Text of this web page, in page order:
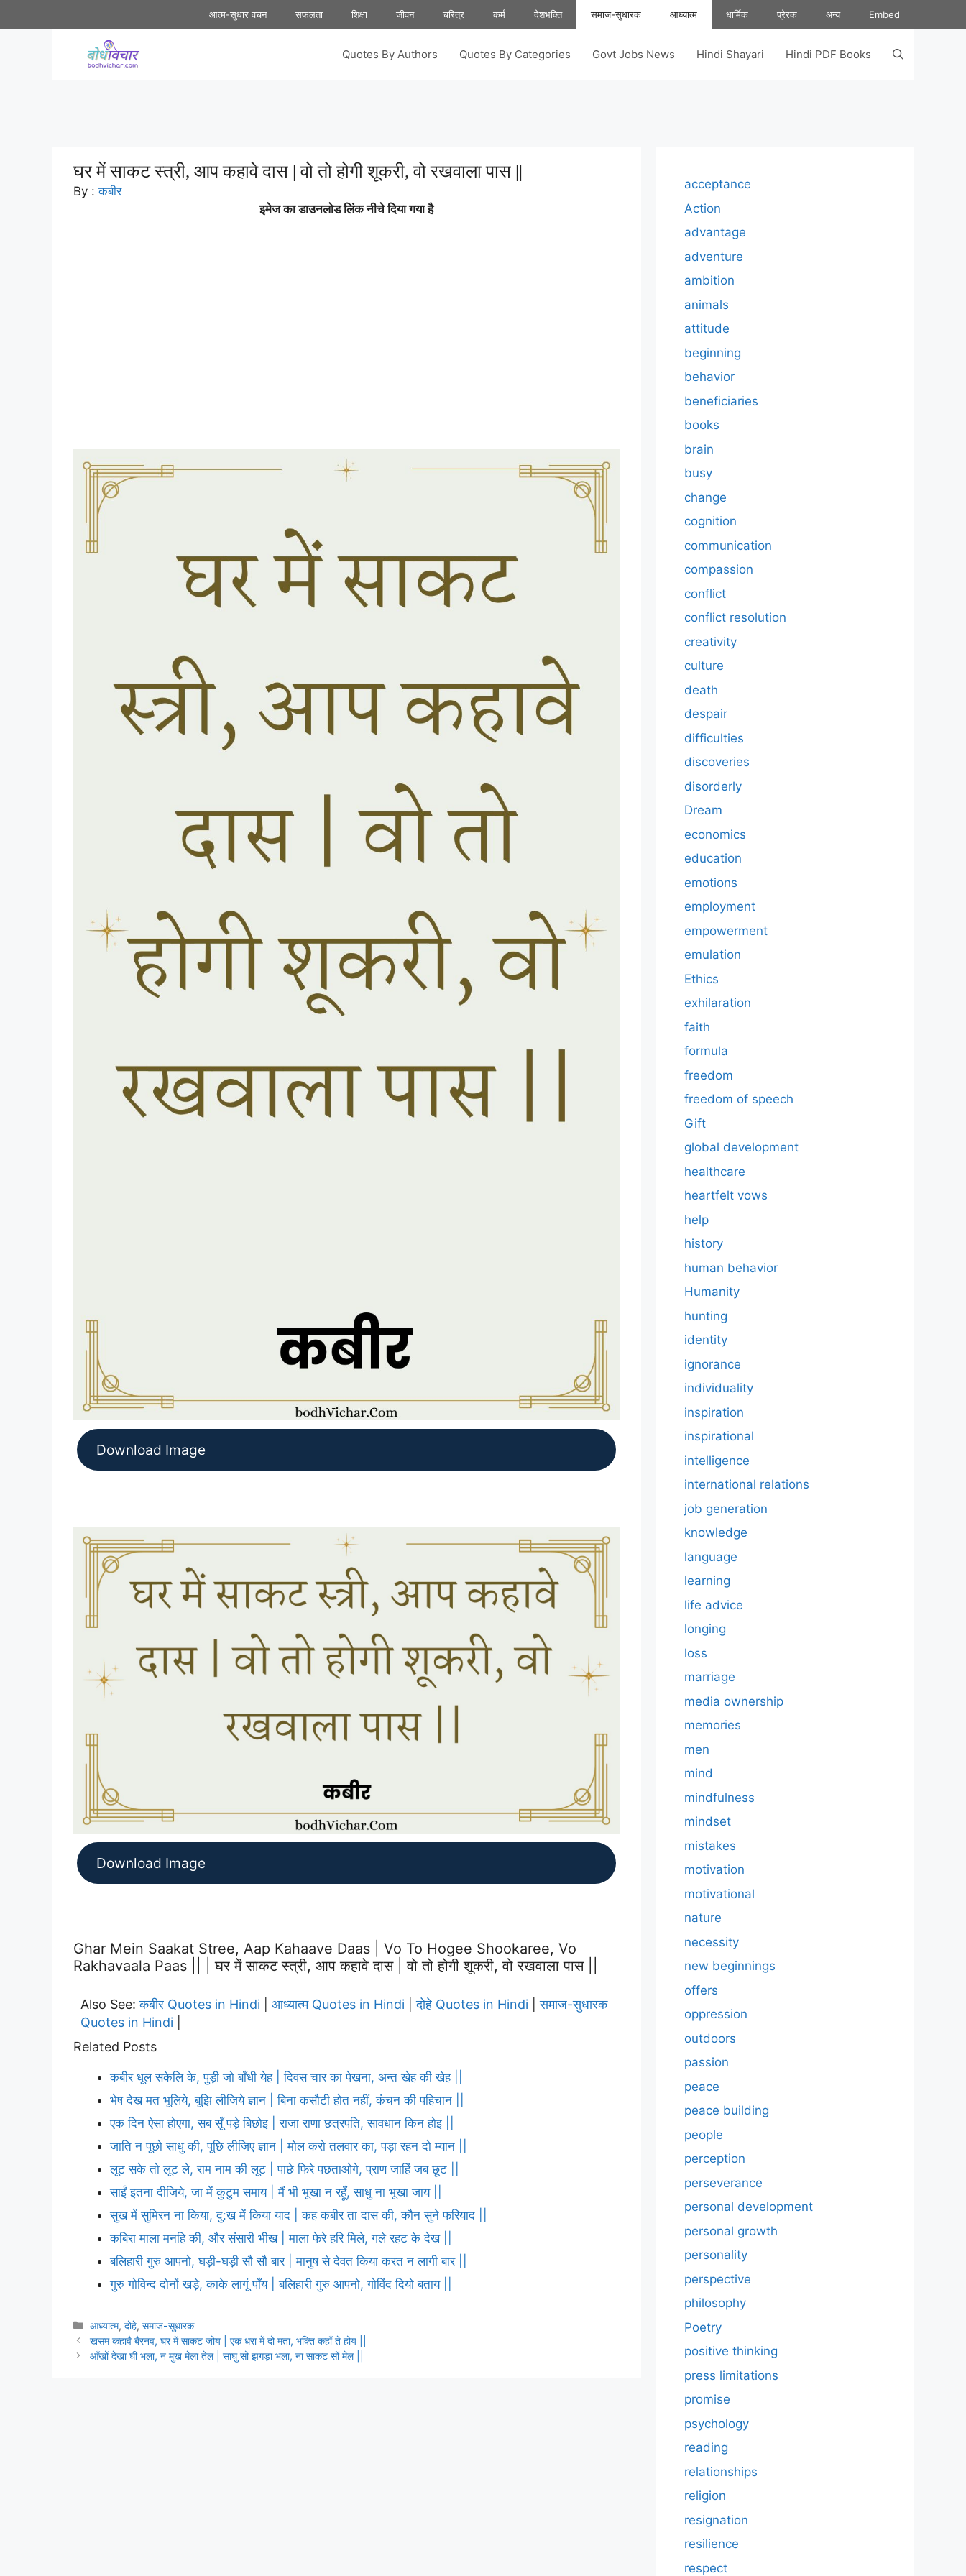
to
आत्म-सुधार वचन सफलता शिक्षा जीवन चरित्र कर्म देशभक्ति समाज-सुधारक आध्यात्म धार्मिक प्रेरक अन्य Embed
Quotes By Authors Quotes By Categories Govt Jobs News Hindi Shayari Hindi PDF Books
घर में साकट स्त्री, आप कहावे दास | वो तो होगी शूकरी, वो रखवाला पास ||
By :कबीर
इमेज का डाउनलोड लिंक नीचे दिया गया है
Download Image
Download Image
Ghar Mein Saakat Stree, Aap Kahaave Daas | Vo To Hogee Shookaree, Vo
Rakhavaala Paas || | घर में साकट स्त्री, आप कहावे दास | वो तो होगी शूकरी, वो रखवाला पास ||
Also See:कबीर Quotes in Hindi आध्यात्म Quotes in Hindi |दोहे Quotes in Hindi |समाज-सुधारक
Quotes in Hindi
Related Posts
कबीर धूल सकेलि के, पुड़ी जो बाँधी येह | दिवस चार का पेखना, अन्त खेह की खेह ||
भेष देख मत भूलिये, बूझि लीजिये ज्ञान | बिना कसौटी होत नहीं, कंचन की पहिचान ||
एक दिन ऐसा होएगा, सब सूँ पड़े बिछोइ | राजा राणा छत्रपति, सावधान किन होइ ||
जाति न पूछो साधु की, पूछि लीजिए ज्ञान | मोल करो तलवार का, पड़ा रहन दो म्यान ||
लूट सके तो लूट ले, राम नाम की लूट | पाछे फिरे पछताओगे, प्राण जाहिं जब छूट ||
साईं इतना दीजिये, जा में कुटुम समाय | मैं भी भूखा न रहूँ, साधु ना भूखा जाय ||
सुख में सुमिरन ना किया, दु:ख में किया याद | कह कबीर ता दास की, कौन सुने फरियाद ||
कबिरा माला मनहि की, और संसारी भीख | माला फेरे हरि मिले, गले रहट के देख ||
बलिहारी गुरु आपनो, घड़ी-घड़ी सौ सौ बार | मानुष से देवत किया करत न लागी बार ||
गुरु गोविन्द दोनों खड़े, काके लागूं पाँय | बलिहारी गुरु आपनो, गोविंद दियो बताय ||
Categories
आध्यात्म,दोहे,समाज-सुधारक
खसम कहावै बैरनव, घर में साकट जोय | एक धरा में दो मता, भक्ति कहाँ ते होय ||
आँखों देखा घी भला, न मुख मेला तेल | साघु सो झगड़ा भला, ना साकट सों मेल ||
acceptance
Action
advantage
adventure
ambition
animals
attitude
beginning
behavior
beneficiaries
books
brain
busy
change
cognition
communication
compassion
conflict
conflict resolution
creativity
culture
death
despair
difficulties
discoveries
disorderly
Dream
economics
education
emotions
employment
empowerment
emulation
Ethics
exhilaration
faith
formula
freedom
freedom of speech
Gift
global development
healthcare
heartfelt vows
help
history
human behavior
Humanity
hunting
identity
ignorance
individuality
inspiration
inspirational
intelligence
international relations
job generation
knowledge
language
learning
life advice
longing
loss
marriage
media ownership
memories
men
mind
mindfulness
mindset
mistakes
motivation
motivational
nature
necessity
new beginnings
offers
oppression
outdoors
passion
peace
peace building
people
perception
perseverance
personal development
personal growth
personality
perspective
philosophy
Poetry
positive thinking
press limitations
promise
psychology
reading
relationships
religion
resignation
resilience
respect